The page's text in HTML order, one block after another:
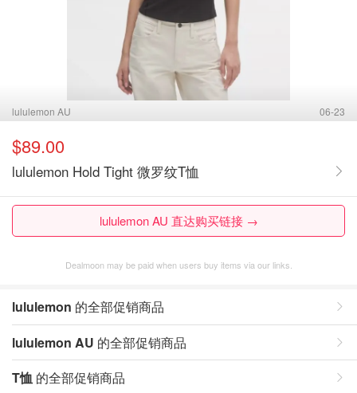
lululemon AU 06-23
$89.00
lululemon Hold Tight 微罗纹T恤
lululemon AU 直达购买链接 →
Dealmoon may be paid when users buy items via our links.
lululemon 的全部促销商品
lululemon AU 的全部促销商品
T恤 的全部促销商品